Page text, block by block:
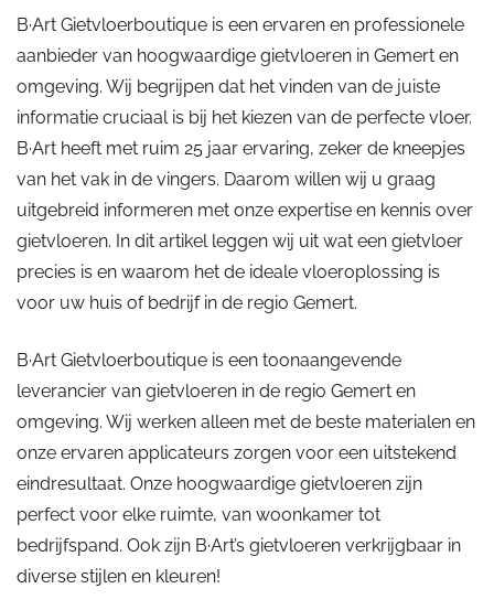
B·Art Gietvloerboutique is een ervaren en professionele
aanbieder van hoogwaardige gietvloeren in Gemert en
omgeving. Wij begrijpen dat het vinden van de juiste
informatie cruciaal is bij het kiezen van de perfecte vloer.
B·Art heeft met ruim 25 jaar ervaring, zeker de kneepjes
van het vak in de vingers. Daarom willen wij u graag
uitgebreid informeren met onze expertise en kennis over
gietvloeren. In dit artikel leggen wij uit wat een gietvloer
precies is en waarom het de ideale vloeroplossing is
voor uw huis of bedrijf in de regio Gemert.
B·Art Gietvloerboutique is een toonaangevende
leverancier van gietvloeren in de regio Gemert en
omgeving. Wij werken alleen met de beste materialen en
onze ervaren applicateurs zorgen voor een uitstekend
eindresultaat. Onze hoogwaardige gietvloeren zijn
perfect voor elke ruimte, van woonkamer tot
bedrijfspand. Ook zijn B·Art’s gietvloeren verkrijgbaar in
diverse stijlen en kleuren!